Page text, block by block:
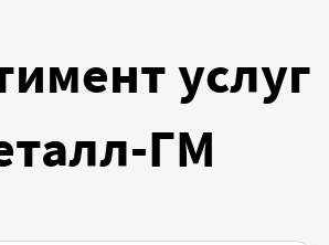
услуг
ГМ